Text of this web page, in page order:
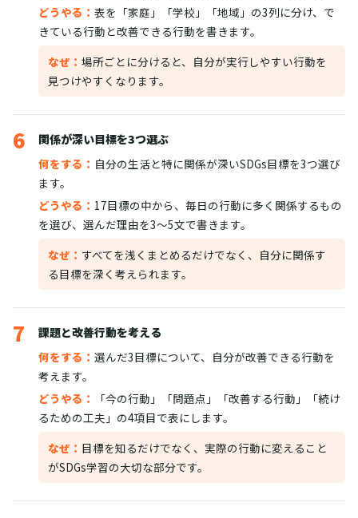
どうやる： 表を「家庭」「学校」「地域」の3列に分け、で
きている行動と改善できる行動を書きます。
なぜ： 場所ごとに分けると、自分が実行しやすい行動を
見つけやすくなります。
6
関係が深い目標を3つ選ぶ
何をする： 自分の生活と特に関係が深いSDGs目標を3つ選び
ます。
どうやる： 17目標の中から、毎日の行動に多く関係するもの
を選び、選んだ理由を3〜5文で書きます。
なぜ： すべてを浅くまとめるだけでなく、自分に関係す
る目標を深く考えられます。
7
課題と改善行動を考える
何をする： 選んだ3目標について、自分が改善できる行動を
考えます。
どうやる：
「今の行動」「問題点」「改善する行動」「続け
るための工夫」の4項目で表にします。
なぜ： 目標を知るだけでなく、実際の行動に変えること
がSDGs学習の大切な部分です。